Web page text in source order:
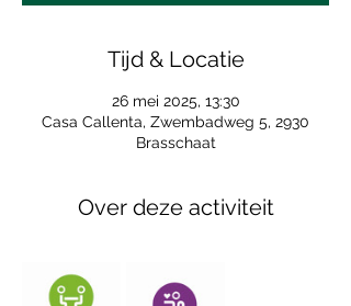
Tijd & Locatie
26 mei 2025, 13:30
Casa Callenta, Zwembadweg 5, 2930
Brasschaat
Over deze activiteit